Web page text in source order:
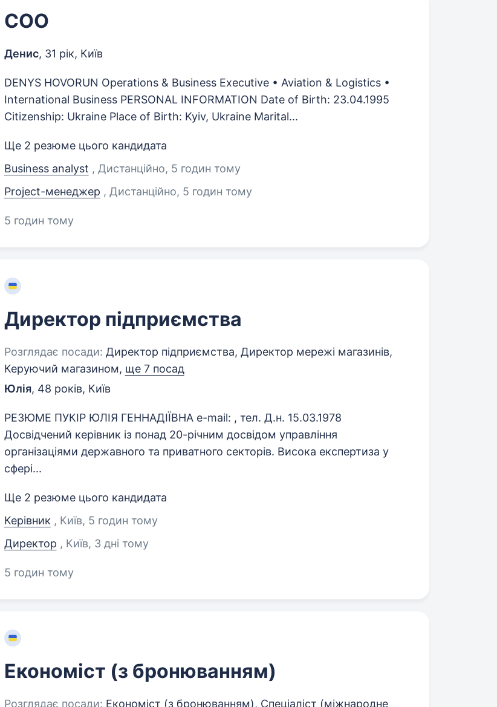
COO
Денис, 31 рік, Київ
DENYS HOVORUN Operations & Business Executive • Aviation & Logistics •
International Business PERSONAL INFORMATION Date of Birth: 23.04.1995
Citizenship: Ukraine Place of Birth: Kyiv, Ukraine Marital...
Ще 2 резюме цього кандидата
Business analyst , Дистанційно, 5 годин тому
Project-менеджер , Дистанційно, 5 годин тому
5 годин тому
Директор підприємства
Розглядає посади: Директор підприємства, Директор мережі магазинів,
Керуючий магазином, ще 7 посад
Юлія, 48 років, Київ
РЕЗЮМЕ ПУКІР ЮЛІЯ ГЕННАДІЇВНА e-mail: , тел. Д.н. 15.03.1978
Досвідчений керівник із понад 20-річним досвідом управління
організаціями державного та приватного секторів. Висока експертиза у
сфері...
Ще 2 резюме цього кандидата
Керівник , Київ, 5 годин тому
Директор , Київ, 3 дні тому
5 годин тому
Економіст (з бронюванням)
Розглядає посади: Економіст (з бронюванням), Спеціаліст (міжнародне